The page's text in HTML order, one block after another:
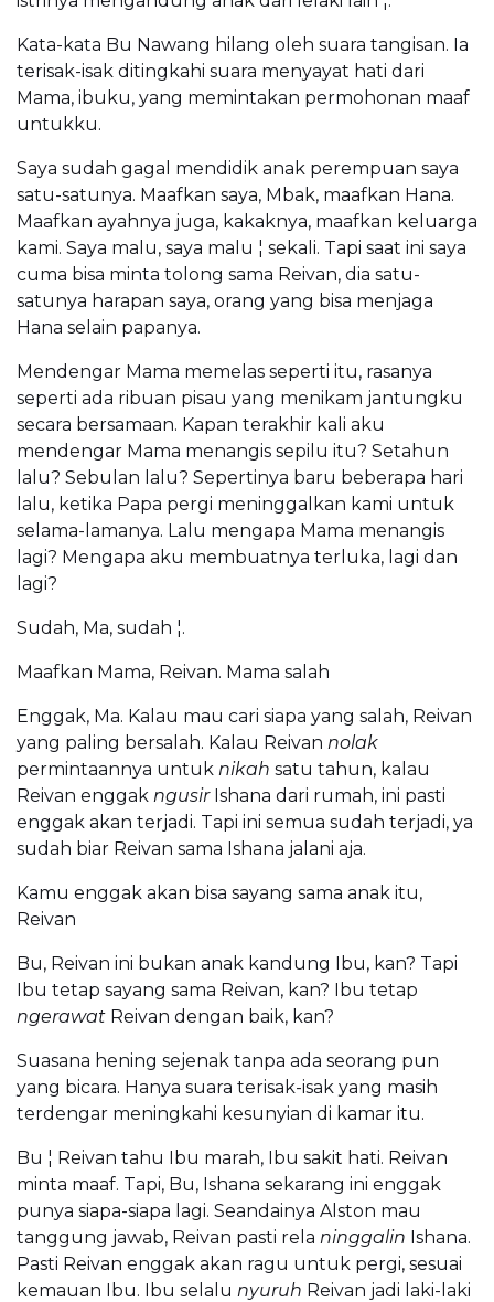
Kata-kata Bu Nawang hilang oleh suara tangisan. Ia
terisak-isak ditingkahi suara menyayat hati dari
Mama, ibuku, yang memintakan permohonan maaf
untukku.
Saya sudah gagal mendidik anak perempuan saya
satu-satunya. Maafkan saya, Mbak, maafkan Hana.
Maafkan ayahnya juga, kakaknya, maafkan keluarga
kami. Saya malu, saya malu ¦ sekali. Tapi saat ini saya
cuma bisa minta tolong sama Reivan, dia satu-
satunya harapan saya, orang yang bisa menjaga
Hana selain papanya.
Mendengar Mama memelas seperti itu, rasanya
seperti ada ribuan pisau yang menikam jantungku
secara bersamaan. Kapan terakhir kali aku
mendengar Mama menangis sepilu itu? Setahun
lalu? Sebulan lalu? Sepertinya baru beberapa hari
lalu, ketika Papa pergi meninggalkan kami untuk
selama-lamanya. Lalu mengapa Mama menangis
lagi? Mengapa aku membuatnya terluka, lagi dan
lagi?
Sudah, Ma, sudah ¦.
Maafkan Mama, Reivan. Mama salah
Enggak, Ma. Kalau mau cari siapa yang salah, Reivan
yang paling bersalah. Kalau Reivan nolak
permintaannya untuk nikah satu tahun, kalau
Reivan enggak ngusir Ishana dari rumah, ini pasti
enggak akan terjadi. Tapi ini semua sudah terjadi, ya
sudah biar Reivan sama Ishana jalani aja.
Kamu enggak akan bisa sayang sama anak itu,
Reivan
Bu, Reivan ini bukan anak kandung Ibu, kan? Tapi
Ibu tetap sayang sama Reivan, kan? Ibu tetap
ngerawat Reivan dengan baik, kan?
Suasana hening sejenak tanpa ada seorang pun
yang bicara. Hanya suara terisak-isak yang masih
terdengar meningkahi kesunyian di kamar itu.
Bu ¦ Reivan tahu Ibu marah, Ibu sakit hati. Reivan
minta maaf. Tapi, Bu, Ishana sekarang ini enggak
punya siapa-siapa lagi. Seandainya Alston mau
tanggung jawab, Reivan pasti rela ninggalin Ishana.
Pasti Reivan enggak akan ragu untuk pergi, sesuai
kemauan Ibu. Ibu selalu nyuruh Reivan jadi laki-laki